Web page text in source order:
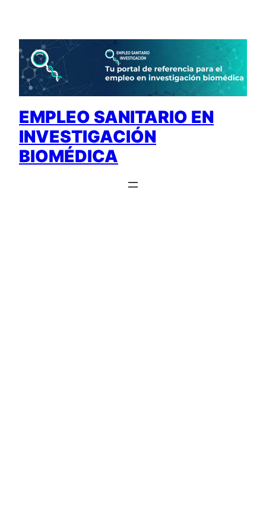
contenido
EMPLEO SANITARIO EN
INVESTIGACIÓN
BIOMÉDICA